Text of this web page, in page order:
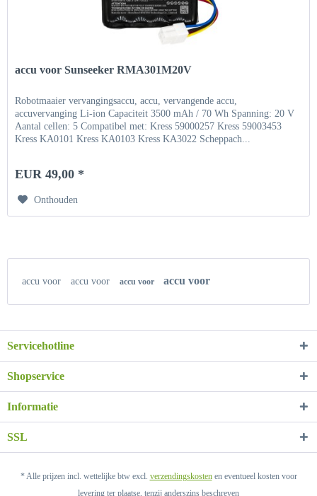
accu voor Sunseeker RMA301M20V
Robotmaaier vervangingsaccu, accu, vervangende accu,
accuvervanging Li-ion Capaciteit 3500 mAh / 70 Wh Spanning: 20 V
Aantal cellen: 5 Compatibel met: Kress 59000257 Kress 59003453
Kress KA0101 Kress KA0103 Kress KA3022 Scheppach...
EUR 49,00 *
Onthouden
accu voor accu voor accu voor accu voor
Servicehotline
Shopservice
Informatie
SSL
* Alle prijzen incl. wettelijke btw excl. verzendingskostenen eventueel kosten voor
levering ter plaatse, tenzij anderszins beschreven